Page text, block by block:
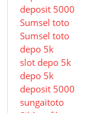
deposit 5000
Sumsel toto
Sumsel toto
depo 5k
slot depo 5k
depo 5k
deposit 5000
sungaitoto